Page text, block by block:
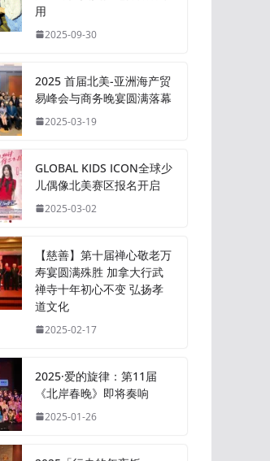
用
2025-09-30
2025 首届北美-亚洲海产贸
易峰会与商务晚宴圆满落幕
2025-03-19
GLOBAL KIDS ICON全球少
儿偶像北美赛区报名开启
2025-03-02
【慈善】第十届禅心敬老万
寿宴圆满殊胜 加拿大行武
禅寺十年初心不变 弘扬孝
道文化
2025-02-17
2025·爱的旋律：第11届
《北岸春晚》即将奏响
2025-01-26